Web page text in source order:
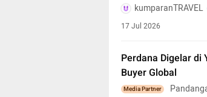
kumparanTRAVEL
17 Jul 2026
Perdana Digelar di
Buyer Global
Media Partner